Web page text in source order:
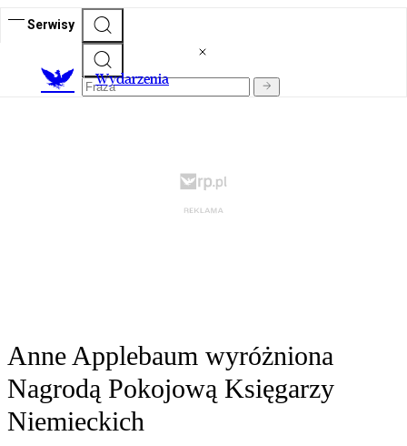
Serwisy
Wydarzenia
Anne Applebaum wyróżniona
Nagrodą Pokojową Księgarzy
Niemieckich